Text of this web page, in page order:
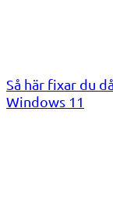
Så här fixar du
Windows 11